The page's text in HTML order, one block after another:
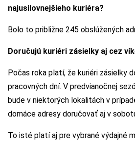
najusilovnejšieho kuriéra?
Bolo to približne 245 obslúžených
Doručujú kuriéri zásielky aj cez
Počas roka platí, že kuriéri zásielky
pracovných dní. V predvianočnej
bude v niektorých lokalitách v
domáce adresy doručovať aj v
To isté platí aj pre vybrané výdajné